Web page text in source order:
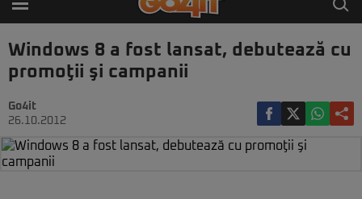
Windows 8 a fost lansat, debutează cu
promoţii şi campanii
Go4it
26.10.2012